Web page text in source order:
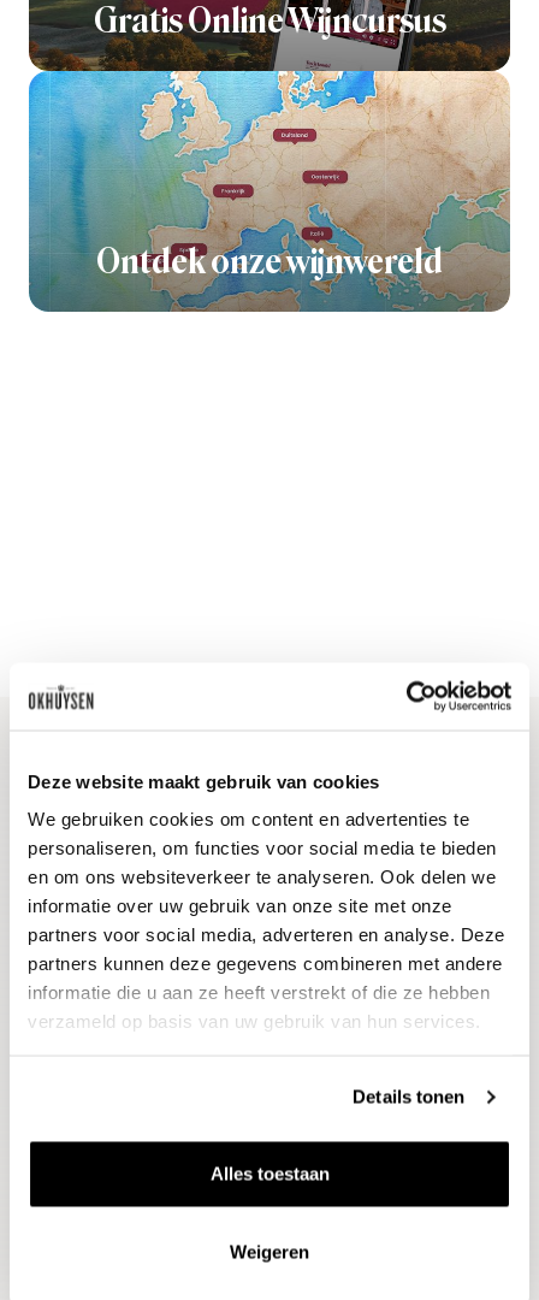
Deze website maakt gebruik van cookies
We gebruiken cookies om content en advertenties te
personaliseren, om functies voor social media te bieden
en om ons websiteverkeer te analyseren. Ook delen we
informatie over uw gebruik van onze site met onze
partners voor social media, adverteren en analyse. Deze
partners kunnen deze gegevens combineren met andere
informatie die u aan ze heeft verstrekt of die ze hebben
verzameld op basis van uw gebruik van hun services.
Details tonen
Alles toestaan
Weigeren
Gratis Online Wijncursus
Ontdek onze wijnwereld
Blijf op de hoogte
Ontvang het laatste wijnnieuws, proeverijen en
evenementen
E-mailadres
Aanmelden
Thema's